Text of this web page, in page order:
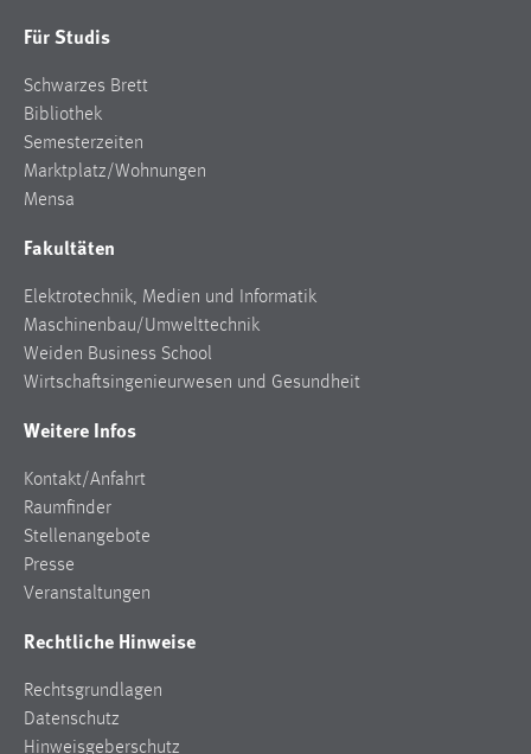
Für Studis
Schwarzes Brett
Bibliothek
Semesterzeiten
Marktplatz/Wohnungen
Mensa
Fakultäten
Elektrotechnik, Medien und Informatik
Maschinenbau/Umwelttechnik
Weiden Business School
Wirtschaftsingenieurwesen und Gesundheit
Weitere Infos
Kontakt/Anfahrt
Raumfinder
Stellenangebote
Presse
Veranstaltungen
Rechtliche Hinweise
Rechtsgrundlagen
Datenschutz
Hinweisgeberschutz